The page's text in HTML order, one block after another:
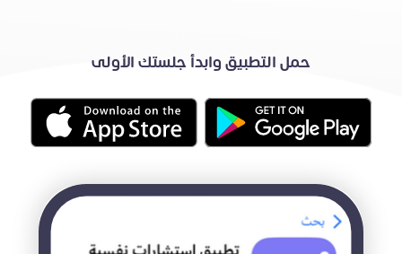
حمل التطبيق وابدأ جلستك الأولى